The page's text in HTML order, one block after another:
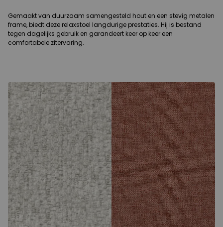
Gemaakt van duurzaam samengesteld hout en een stevig metalen
frame, biedt deze relaxstoel langdurige prestaties. Hij is bestand
tegen dagelijks gebruik en garandeert keer op keer een
comfortabele zitervaring.